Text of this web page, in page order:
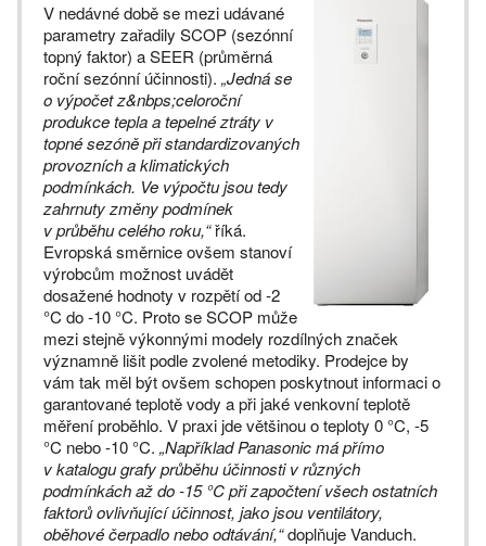
V nedávné době se mezi udávané
parametry zařadily SCOP (sezónní
topný faktor) a SEER (průměrná
roční sezónní účinnosti). „Jedná se
o výpočet z&nbps;celoroční
produkce tepla a tepelné ztráty v
topné sezóně při standardizovaných
provozních a klimatických
podmínkách. Ve výpočtu jsou tedy
zahrnuty změny podmínek
v průběhu celého roku,“říká.
Evropská směrnice ovšem stanoví
výrobcům možnost uvádět
dosažené hodnoty v rozpětí od -2
°C do -10 °C. Proto se SCOP může
mezi stejně výkonnými modely rozdílných značek
významně lišit podle zvolené metodiky. Prodejce by
vám tak měl být ovšem schopen poskytnout informaci o
garantované teplotě vody a při jaké venkovní teplotě
měření proběhlo. V praxi jde většinou o teploty 0 °C, -5
°C nebo -10 °C. „Například Panasonic má přímo
v katalogu grafy průběhu účinnosti v různých
podmínkách až do -15 °C při započtení všech ostatních
faktorů ovlivňující účinnost, jako jsou ventilátory,
oběhové čerpadlo nebo odtávání,“doplňuje Vanduch.